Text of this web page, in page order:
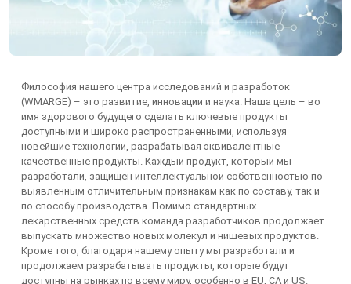
Философия нашего центра исследований и разработок
(WMARGE) – это развитие, инновации и наука. Наша цель – во
имя здорового будущего сделать ключевые продукты
доступными и широко распространенными, используя
новейшие технологии, разрабатывая эквивалентные
качественные продукты. Каждый продукт, который мы
разработали, защищен интеллектуальной собственностью по
выявленным отличительным признакам как по составу, так и
по способу производства. Помимо стандартных
лекарственных средств команда разработчиков продолжает
выпускать множество новых молекул и нишевых продуктов.
Кроме того, благодаря нашему опыту мы разработали и
продолжаем разрабатывать продукты, которые будут
доступны на рынках по всему миру, особенно в EU, CA и US.